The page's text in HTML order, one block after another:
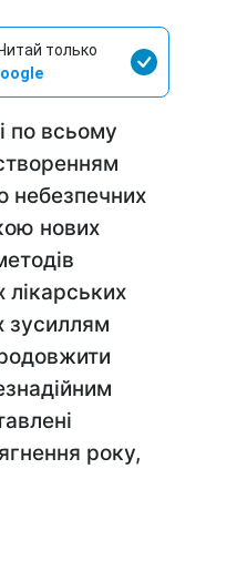
только
по всьому
небезпечних
нових
лікарських
зусиллям
року,